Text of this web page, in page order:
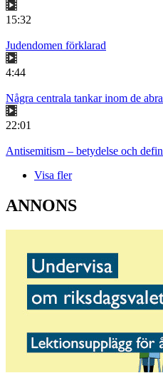
15:32
Judendomen förklarad
4:44
Några centrala tankar inom de
22:01
Antisemitism – betydelse och
Visa fler
ANNONS